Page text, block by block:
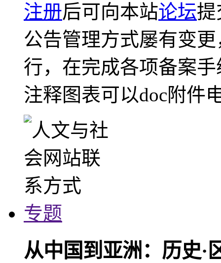
注册后可向本站论坛提
公告管理方式屡有变
行，在完成各项备案
注释图表可以doc附件
专题
从中国到亚洲：历史·